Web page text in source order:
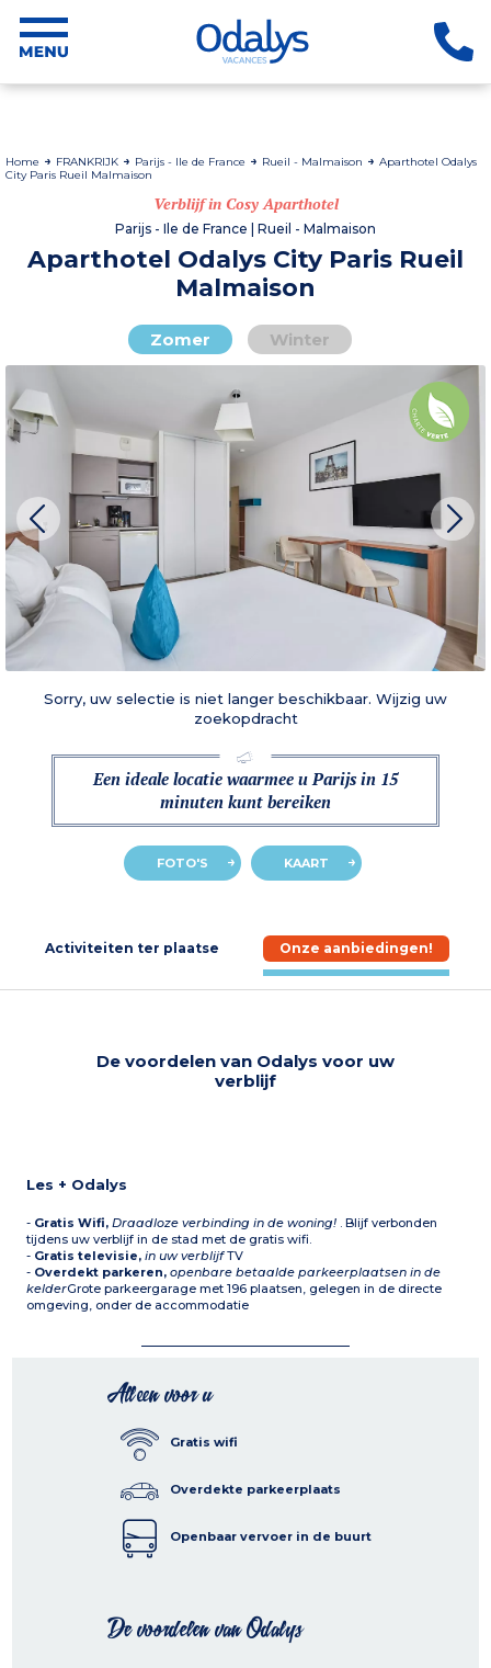
Home FRANKRIJK Parijs - Ile de France Rueil - Malmaison
Aparthotel Odalys
City Paris Rueil Malmaison
Verblijf in Cosy Aparthotel
Parijs - Ile de France | Rueil - Malmaison
Aparthotel Odalys City Paris Rueil
Malmaison
Zomer Winter
Sorry, uw selectie is niet langer beschikbaar. Wijzig uw
zoekopdracht
Een ideale locatie waarmee u Parijs in 15
minuten kunt bereiken
FOTO'S KAART
Activiteiten ter plaatse Onze aanbiedingen!
De voordelen van Odalys voor uw
verblijf
Les + Odalys
- Gratis Wifi,Draadloze verbinding in de woning! . Blijf verbonden
tijdens uw verblijf in de stad met de gratis wifi.
- Gratis televisie,in uw verblijfTV
- Overdekt parkeren,openbare betaalde parkeerplaatsen in de
kelderGrote parkeergarage met 196 plaatsen, gelegen in de directe
omgeving, onder de accommodatie
Alleen voor u
Gratis wifi
Overdekte parkeerplaats
Openbaar vervoer in de buurt
De voordelen van Odalys